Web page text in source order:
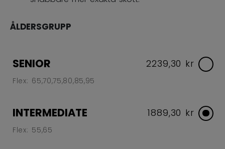
ÅLDERSGRUPP
SENIOR
Flex: 65,70,75,80,85,95
2239,30 kr
INTERMEDIATE
Flex: 55,65
1889,30 kr